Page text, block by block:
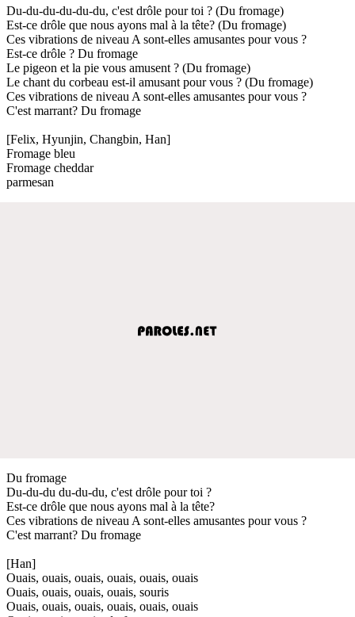
Du-du-du-du-du-du, c'est drôle pour toi ? (Du fromage)
Est-ce drôle que nous ayons mal à la tête? (Du fromage)
Ces vibrations de niveau A sont-elles amusantes pour vous ?
Est-ce drôle ? Du fromage
Le pigeon et la pie vous amusent ? (Du fromage)
Le chant du corbeau est-il amusant pour vous ? (Du fromage)
Ces vibrations de niveau A sont-elles amusantes pour vous ?
C'est marrant? Du fromage
[Felix, Hyunjin, Changbin, Han]
Fromage bleu
Fromage cheddar
parmesan
Du fromage
Du-du-du du-du-du, c'est drôle pour toi ?
Est-ce drôle que nous ayons mal à la tête?
Ces vibrations de niveau A sont-elles amusantes pour vous ?
C'est marrant? Du fromage
[Han]
Ouais, ouais, ouais, ouais, ouais, ouais
Ouais, ouais, ouais, ouais, souris
Ouais, ouais, ouais, ouais, ouais, ouais